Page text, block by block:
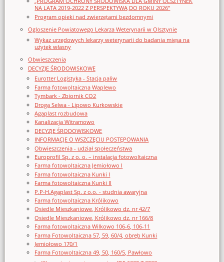
NA LATA 2019-2022 Z PERSPEKTYWĄ DO ROKU 2026”
Program opieki nad zwierzętami bezdomnymi
Ogloszenie Powiatowego Lekarza Weterynarii w Olsztynie
Wykaz urzędowych lekarzy weterynarii do badania mięsa na
użytek własny
Obwieszczenia
DECYZJE ŚRODOWISKOWE
Eurotter Logistyka - Stacja paliw
Farma fotowoltaiczna Waplewo
Tymbark - Zbiornik CO2
Droga Selwa - Lipowo Kurkowskie
Agaplast rozbudowa
Kanalizacja Witramowo
DECYZJE ŚRODOWISKOWE
INFORMACJE O WSZCZĘCIU POSTĘPOWANIA
Obwieszczenia - udział społeczeństwa
Europrofil Sp. z o. o. – instalacja fotowoltaiczna
Farma fotowoltaiczna Jemiołowo I
Farma fotowoltaiczna Kunki I
Farma fotowoltaiczna Kunki II
P.P-H.Agaplast Sp. z o.o. - studnia awaryjna
Farma fotowoltaiczna Królikowo
Osiedle Mieszkaniowe, Królikowo dz. nr 42/7
Osiedle Mieszkaniowe, Królikowo dz. nr 166/8
Farma fotowoltaiczna Wilkowo 106-6, 106-11
Farma Fotowoltaiczna 57, 59, 60/4, obręb Kunki
Jemiołowo 170/1
Farma Fotowoltaiczna 49, 50, 160/5, Pawłowo